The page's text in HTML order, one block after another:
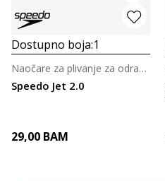
Dostupno boja:1
Speedo Jet 2.0
Naočare za plivanje za odrasle
29,00 BAM